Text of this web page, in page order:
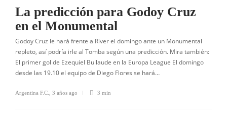
La predicción para Godoy Cruz
en el Monumental
Godoy Cruz le hará frente a River el domingo ante un Monumental
repleto, así podría irle al Tomba según una predicción. Mira también:
El primer gol de Ezequiel Bullaude en la Europa League El domingo
desde las 19.10 el equipo de Diego Flores se hará…
Argentina F.C. 3 años ago 3 min